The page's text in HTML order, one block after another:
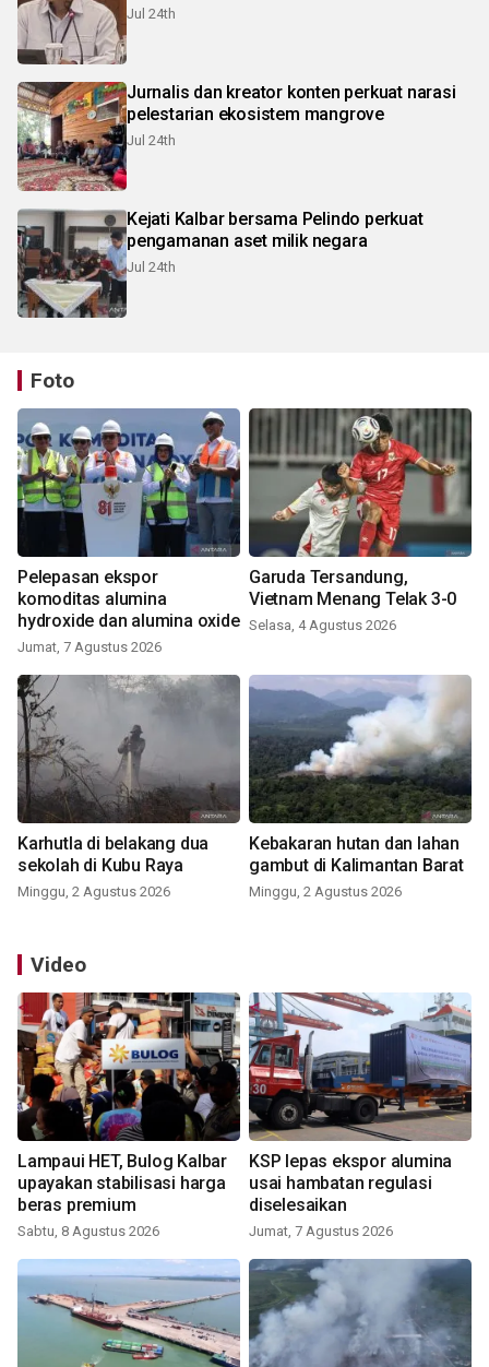
Jul 24th
Jurnalis dan kreator konten perkuat narasi
pelestarian ekosistem mangrove
Jul 24th
Kejati Kalbar bersama Pelindo perkuat
pengamanan aset milik negara
Jul 24th
Foto
Pelepasan ekspor
komoditas alumina
hydroxide dan alumina oxide
Jumat, 7 Agustus 2026
Garuda Tersandung,
Vietnam Menang Telak 3-0
Selasa, 4 Agustus 2026
Karhutla di belakang dua
sekolah di Kubu Raya
Minggu, 2 Agustus 2026
Kebakaran hutan dan lahan
gambut di Kalimantan Barat
Minggu, 2 Agustus 2026
Video
Lampaui HET, Bulog Kalbar
upayakan stabilisasi harga
beras premium
Sabtu, 8 Agustus 2026
KSP lepas ekspor alumina
usai hambatan regulasi
diselesaikan
Jumat, 7 Agustus 2026